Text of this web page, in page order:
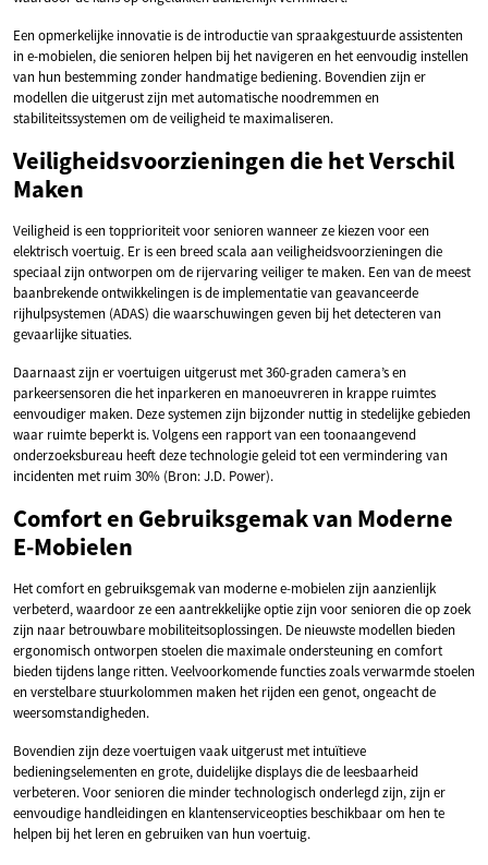
Een opmerkelijke innovatie is de introductie van spraakgestuurde assistenten
in e-mobielen, die senioren helpen bij het navigeren en het eenvoudig instellen
van hun bestemming zonder handmatige bediening. Bovendien zijn er
modellen die uitgerust zijn met automatische noodremmen en
stabiliteitssystemen om de veiligheid te maximaliseren.
Veiligheidsvoorzieningen die het Verschil
Maken
Veiligheid is een topprioriteit voor senioren wanneer ze kiezen voor een
elektrisch voertuig. Er is een breed scala aan veiligheidsvoorzieningen die
speciaal zijn ontworpen om de rijervaring veiliger te maken. Een van de meest
baanbrekende ontwikkelingen is de implementatie van geavanceerde
rijhulpsystemen (ADAS) die waarschuwingen geven bij het detecteren van
gevaarlijke situaties.
Daarnaast zijn er voertuigen uitgerust met 360-graden camera’s en
parkeersensoren die het inparkeren en manoeuvreren in krappe ruimtes
eenvoudiger maken. Deze systemen zijn bijzonder nuttig in stedelijke gebieden
waar ruimte beperkt is. Volgens een rapport van een toonaangevend
onderzoeksbureau heeft deze technologie geleid tot een vermindering van
incidenten met ruim 30% (Bron: J.D. Power).
Comfort en Gebruiksgemak van Moderne
E-Mobielen
Het comfort en gebruiksgemak van moderne e-mobielen zijn aanzienlijk
verbeterd, waardoor ze een aantrekkelijke optie zijn voor senioren die op zoek
zijn naar betrouwbare mobiliteitsoplossingen. De nieuwste modellen bieden
ergonomisch ontworpen stoelen die maximale ondersteuning en comfort
bieden tijdens lange ritten. Veelvoorkomende functies zoals verwarmde stoelen
en verstelbare stuurkolommen maken het rijden een genot, ongeacht de
weersomstandigheden.
Bovendien zijn deze voertuigen vaak uitgerust met intuïtieve
bedieningselementen en grote, duidelijke displays die de leesbaarheid
verbeteren. Voor senioren die minder technologisch onderlegd zijn, zijn er
eenvoudige handleidingen en klantenserviceopties beschikbaar om hen te
helpen bij het leren en gebruiken van hun voertuig.